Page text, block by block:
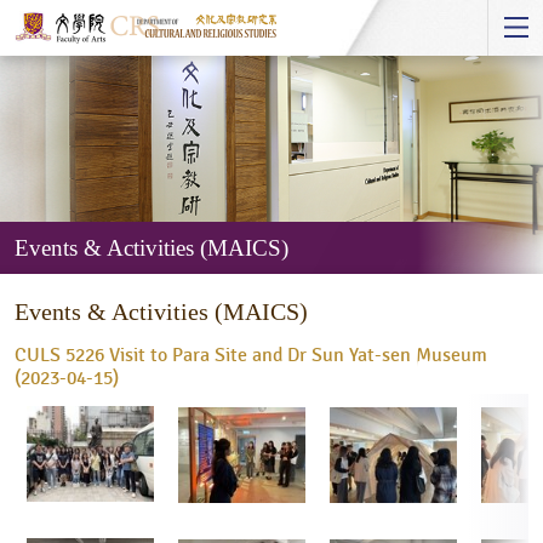
Start
Events & Activities (MAICS)
&
Activities
(MAICS)
Events & Activities (MAICS)
CULS 5226 Visit to Para Site and Dr Sun Yat-sen Museum
(2023-04-15)